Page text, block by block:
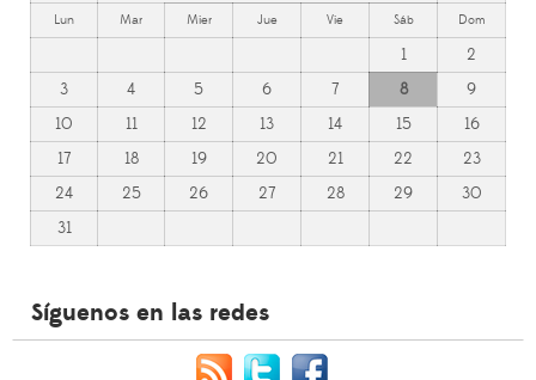
Lun Mar Mier Jue Vie Sáb Dom
1
2
3
4 5 6 7 8
9
10
11 12 13 14 15
16
17
18 19 20 21 22
23
24
25 26 27 28 29
30
31
Síguenos en las redes